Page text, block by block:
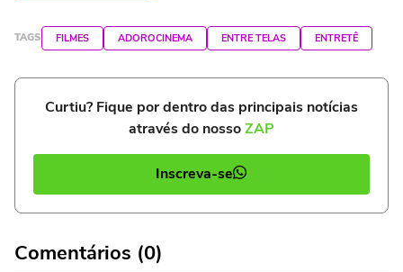
TAGS FILMES ADOROCINEMA ENTRE TELAS ENTRETÊ
Curtiu? Fique por dentro das principais notícias
através do nossoZAP
Inscreva-se
Comentários (0)